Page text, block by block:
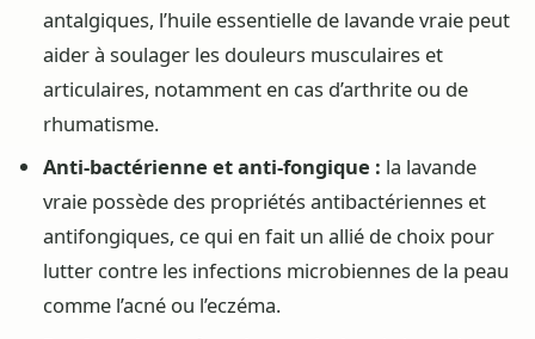
antalgiques, l’huile essentielle de lavande vraie peut
aider à soulager les douleurs musculaires et
articulaires, notamment en cas d’arthrite ou de
rhumatisme.
Anti-bactérienne et anti-fongique : la lavande
vraie possède des propriétés antibactériennes et
antifongiques, ce qui en fait un allié de choix pour
lutter contre les infections microbiennes de la peau
comme l’acné ou l’eczéma.